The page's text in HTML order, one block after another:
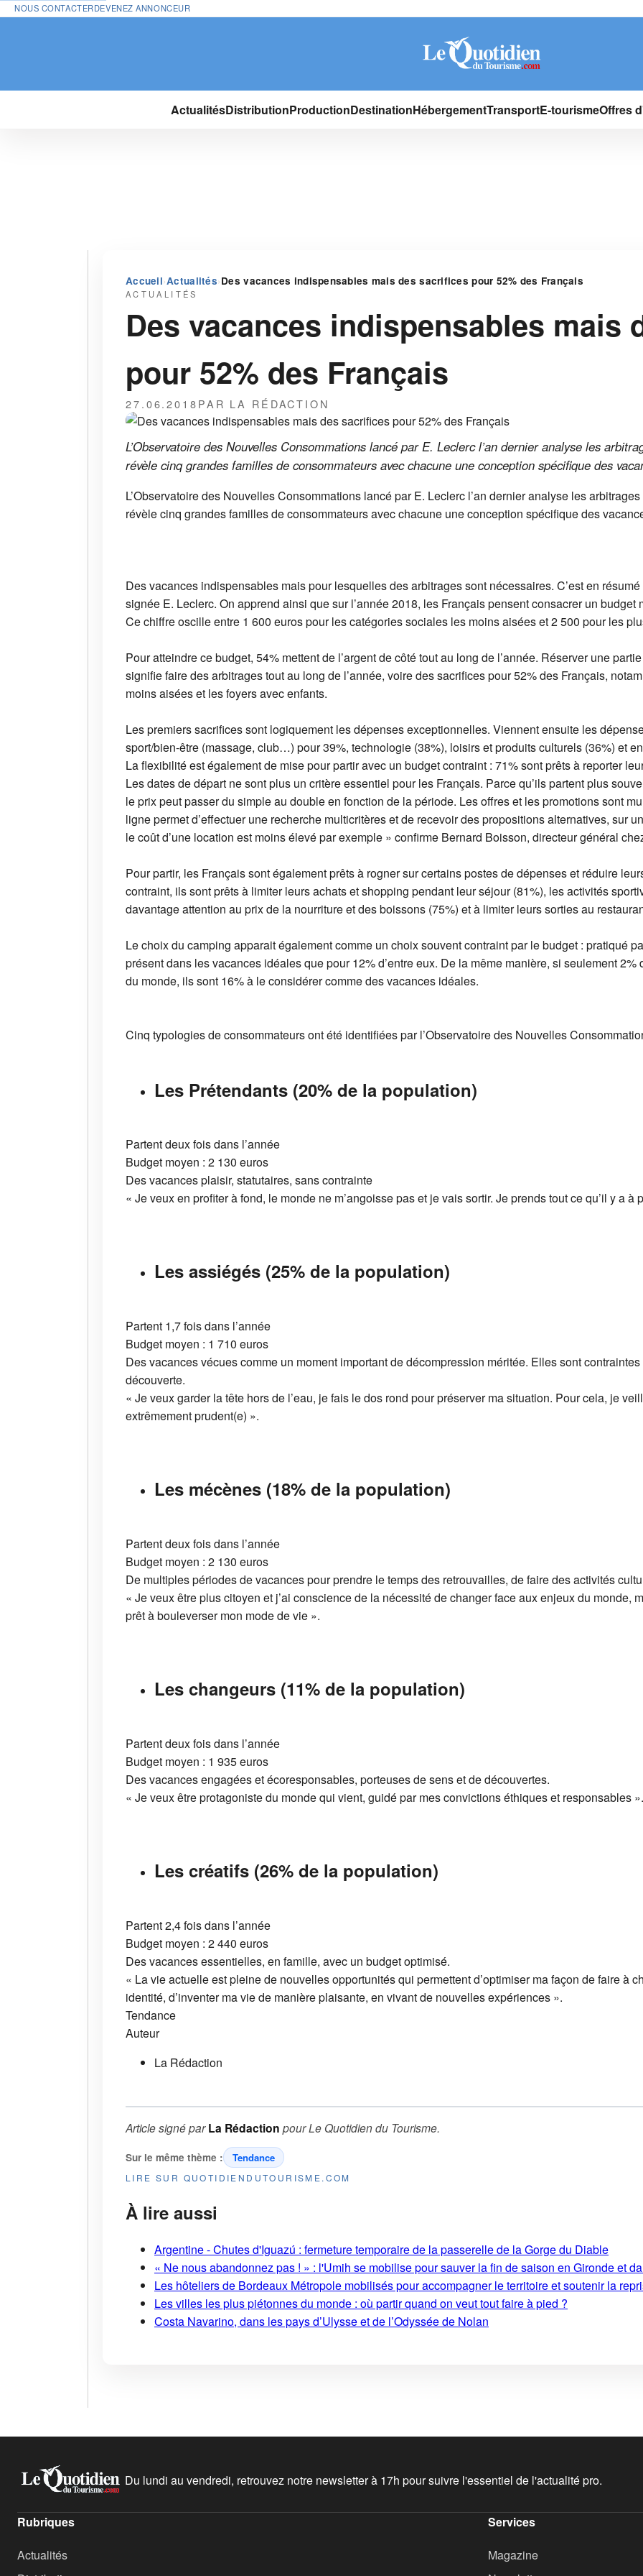
NOUS CONTACTERDEVENEZ ANNONCEUR
ActualitésDistributionProductionDestinationHébergementTransportE-tourismeOffres
Accueil›Actualités›Des vacances indispensables mais des sacrifices pour 52% des Français
ACTUALITÉS
Des vacances indispensables mais
pour 52% des Français
27.06.2018PAR LA RÉDACTION
L’Observatoire des Nouvelles Consommations lancé par E. Leclerc l’an dernier analyse les
révèle cinq grandes familles de consommateurs avec chacune une conception spécifique des
L’Observatoire des Nouvelles Consommations lancé par E. Leclerc l’an dernier analyse les
révèle cinq grandes familles de consommateurs avec chacune une conception spécifique des
Des vacances indispensables mais pour lesquelles des arbitrages sont nécessaires. C’est en
signée E. Leclerc. On apprend ainsi que sur l’année 2018, les Français pensent consacrer un
Ce chiffre oscille entre 1 600 euros pour les catégories sociales les moins aisées et 2 500 pour les
Pour atteindre ce budget, 54% mettent de l’argent de côté tout au long de l’année. Réserver une
signifie faire des arbitrages tout au long de l’année, voire des sacrifices pour 52% des Français,
moins aisées et les foyers avec enfants.
Les premiers sacrifices sont logiquement les dépenses exceptionnelles. Viennent ensuite les
sport/bien-être (massage, club…) pour 39%, technologie (38%), loisirs et produits culturels (36%) et
La flexibilité est également de mise pour partir avec un budget contraint : 71% sont prêts à reporter
Les dates de départ ne sont plus un critère essentiel pour les Français. Parce qu’ils partent plus
le prix peut passer du simple au double en fonction de la période. Les offres et les promotions sont
ligne permet d’effectuer une recherche multicritères et de recevoir des propositions alternatives, sur
le coût d’une location est moins élevé par exemple » confirme Bernard Boisson, directeur général
Pour partir, les Français sont également prêts à rogner sur certains postes de dépenses et réduire
contraint, ils sont prêts à limiter leurs achats et shopping pendant leur séjour (81%), les activités
davantage attention au prix de la nourriture et des boissons (75%) et à limiter leurs sorties au
Le choix du camping apparait également comme un choix souvent contraint par le budget : pratiqué
présent dans les vacances idéales que pour 12% d’entre eux. De la même manière, si seulement
du monde, ils sont 16% à le considérer comme des vacances idéales.
Cinq typologies de consommateurs ont été identifiées par l’Observatoire des Nouvelles
Les Prétendants (20% de la population)
Partent deux fois dans l’année
Budget moyen : 2 130 euros
Des vacances plaisir, statutaires, sans contrainte
« Je veux en profiter à fond, le monde ne m’angoisse pas et je vais sortir. Je prends tout ce qu’il y a à
Les assiégés (25% de la population)
Partent 1,7 fois dans l’année
Budget moyen : 1 710 euros
Des vacances vécues comme un moment important de décompression méritée. Elles sont
découverte.
« Je veux garder la tête hors de l’eau, je fais le dos rond pour préserver ma situation. Pour cela, je
extrêmement prudent(e) ».
Les mécènes (18% de la population)
Partent deux fois dans l’année
Budget moyen : 2 130 euros
De multiples périodes de vacances pour prendre le temps des retrouvailles, de faire des activités
« Je veux être plus citoyen et j’ai conscience de la nécessité de changer face aux enjeux du monde,
prêt à bouleverser mon mode de vie ».
Les changeurs (11% de la population)
Partent deux fois dans l’année
Budget moyen : 1 935 euros
Des vacances engagées et écoresponsables, porteuses de sens et de découvertes.
« Je veux être protagoniste du monde qui vient, guidé par mes convictions éthiques et responsables ».
Les créatifs (26% de la population)
Partent 2,4 fois dans l’année
Budget moyen : 2 440 euros
Des vacances essentielles, en famille, avec un budget optimisé.
« La vie actuelle est pleine de nouvelles opportunités qui permettent d’optimiser ma façon de faire à
identité, d’inventer ma vie de manière plaisante, en vivant de nouvelles expériences ».
Tendance
Auteur
La Rédaction
Article signé parLa Rédaction pourLe Quotidien du Tourisme.
Sur le même thème : Tendance
LIRE SUR QUOTIDIENDUTOURISME.COM
À lire aussi
Argentine - Chutes d'Iguazú : fermeture temporaire de la passerelle de la Gorge du Diable
« Ne nous abandonnez pas ! » : l'Umih se mobilise pour sauver la fin de saison en Gironde et
Les hôteliers de Bordeaux Métropole mobilisés pour accompagner le territoire et soutenir la
Les villes les plus piétonnes du monde : où partir quand on veut tout faire à pied ?
Costa Navarino, dans les pays d’Ulysse et de l’Odyssée de Nolan
Du lundi au vendredi, retrouvez notre newsletter à 17h pour suivre l'essentiel de l'actualité pro.
Rubriques
Actualités
Services
Magazine